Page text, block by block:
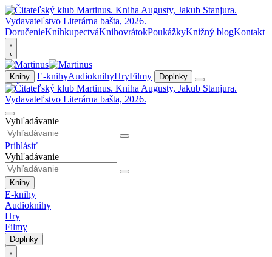
DoručenieKníhkupectváKnihovrátokPoukážkyKnižný blogKontakt
Knihy E-knihyAudioknihyHryFilmy Doplnky
Vyhľadávanie
Prihlásiť
Vyhľadávanie
Knihy
E-knihy
Audioknihy
Hry
Filmy
Doplnky